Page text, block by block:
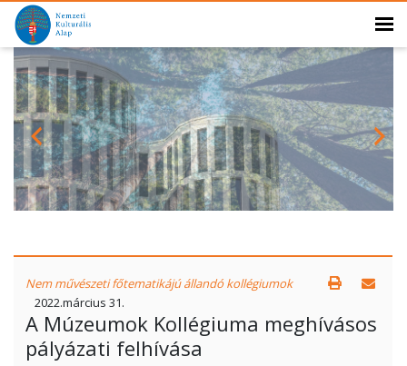
Nem művészeti főtematikájú állandó kollégiumok
2022.március 31.
A Múzeumok Kollégiuma meghívásos
pályázati felhívása